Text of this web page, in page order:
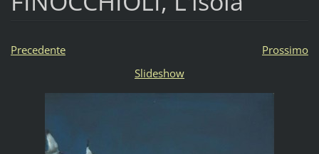
Precedente
Prossimo
Slideshow